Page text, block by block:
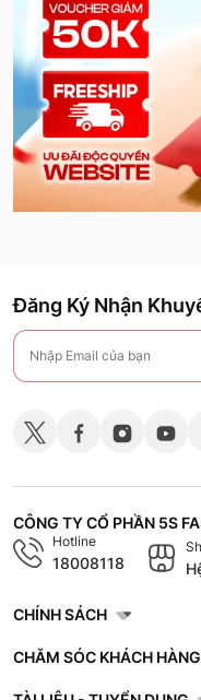
Đăng Ký Nhận
CÔNG TY CỔ PHẦN 5S
Hotline
18008118
CHÍNH SÁCH
CHĂM SÓC KHÁCH HÀNG